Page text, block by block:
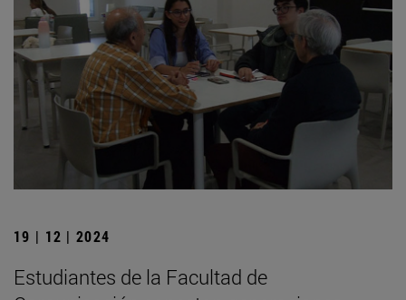
19 | 12 | 2024
Estudiantes de la Facultad de